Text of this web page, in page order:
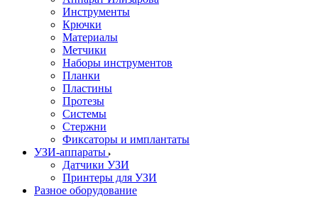
Инструменты
Крючки
Материалы
Метчики
Наборы инструментов
Планки
Пластины
Протезы
Системы
Стержни
Фиксаторы и имплантаты
УЗИ-аппараты
Датчики УЗИ
Принтеры для УЗИ
Разное оборудование